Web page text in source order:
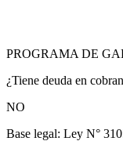
PROGRAMA DE
¿Tiene deuda en
NO
Base legal: Ley N°